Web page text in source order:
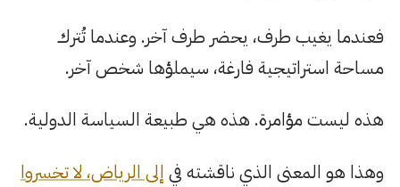
فعندما يغيب طرف، يحضر طرف آخر. وعندما تُترك
مساحة استراتيجية فارغة، سيملؤها شخص آخر.
هذه ليست مؤامرة. هذه هي طبيعة السياسة الدولية.
وهذا هو المعنى الذي ناقشته في إلى الرياض، لا تخسروا